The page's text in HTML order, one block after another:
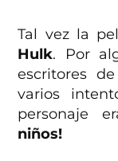
Tal vez la
Hulk. Por
escritores
varios
personaje
niños!